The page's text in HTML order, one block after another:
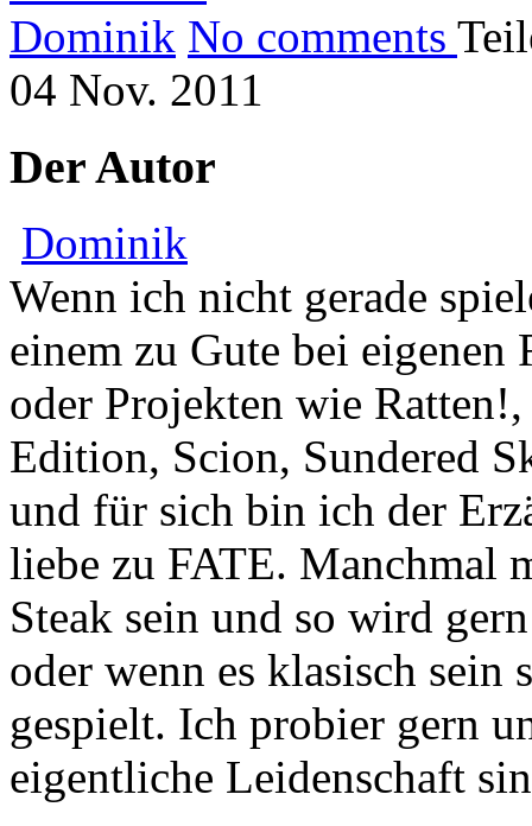
Dominik No comments
04 Nov. 2011
Der Autor
Dominik
Wenn ich nicht gerade
einem zu Gute bei
oder Projekten wie
Edition, Scion, Sundered
und für sich bin ich der
liebe zu FATE. Manchmal
Steak sein und so wird
oder wenn es klasisch
gespielt. Ich probier gern
eigentliche Leidenschaft